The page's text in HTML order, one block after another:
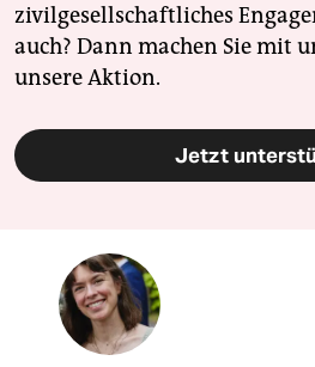
zivilgesellschaftliches
auch? Dann machen Sie mit
unsere Aktion.
Jetzt